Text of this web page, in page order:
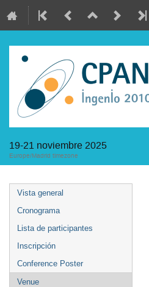
19-21 noviembre 2025
Europe/Madrid timezone
Vista general
Cronograma
Lista de participantes
Inscripción
Conference Poster
Venue